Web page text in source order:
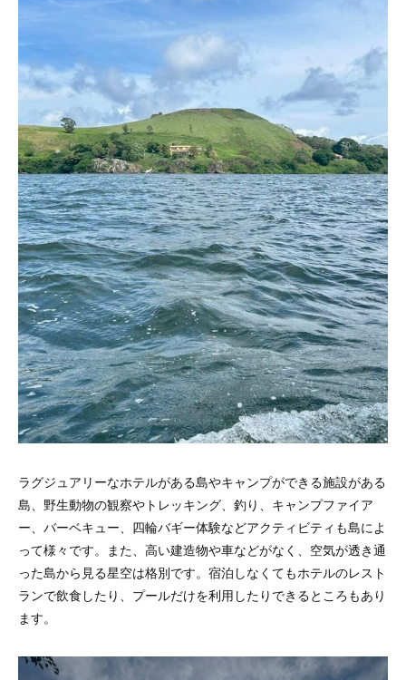
ラグジュアリーなホテルがある島やキャンプができる施設がある
島、野生動物の観察やトレッキング、釣り、キャンプファイア
ー、バーベキュー、四輪バギー体験などアクティビティも島によ
って様々です。また、高い建造物や車などがなく、空気が透き通
った島から見る星空は格別です。宿泊しなくてもホテルのレスト
ランで飲食したり、プールだけを利用したりできるところもあり
ます。